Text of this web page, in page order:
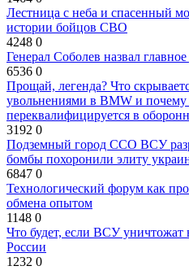
Лестница с неба и спасенный
истории бойцов СВО
4248 0
Генерал Соболев назвал
6536 0
Прощай, легенда? Что
увольнениями в BMW и почему
переквалифицируется в
3192 0
Подземный город ССО ВСУ
бомбы похоронили элиту
6847 0
Технологический форум как
обмена опытом
1148 0
Что будет, если ВСУ уничтожат
России
1232 0